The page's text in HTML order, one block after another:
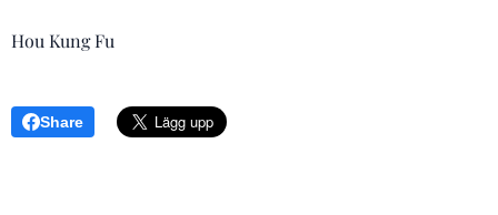
Hou Kung Fu
Share